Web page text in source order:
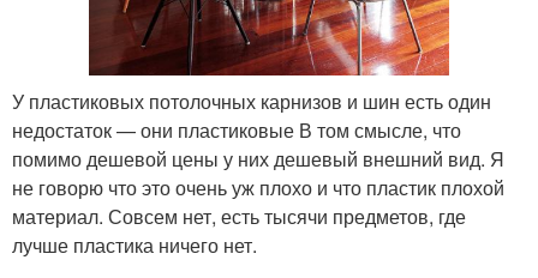
У пластиковых потолочных карнизов и шин есть один
недостаток — они пластиковые В том смысле, что
помимо дешевой цены у них дешевый внешний вид. Я
не говорю что это очень уж плохо и что пластик плохой
материал. Совсем нет, есть тысячи предметов, где
лучше пластика ничего нет.